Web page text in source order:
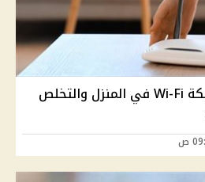
حلول فعالة لتسريع شبكة Wi-Fi في المنزل والتخلص